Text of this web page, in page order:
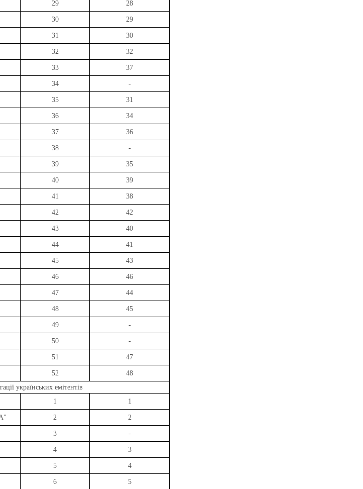
29 28
30 29
31 30
32 32
33 37
34 -
35 31
36 34
37 36
38 -
39 35
40 39
41 38
42 42
43 40
44 41
45 43
46 46
47 44
48 45
49 -
50 -
51 47
52
48
українських емітентів
1 1
2 2
3 -
4 3
5 4
6 5